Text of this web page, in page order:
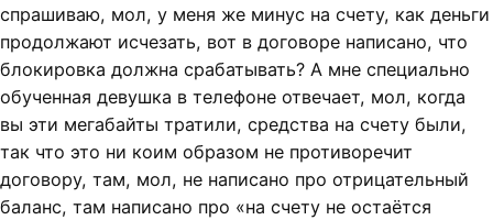
спрашиваю, мол, у меня же минус на счету, как деньги
продолжают исчезать, вот в договоре написано, что
блокировка должна срабатывать? А мне специально
обученная девушка в телефоне отвечает, мол, когда
вы эти мегабайты тратили, средства на счету были,
так что это ни коим образом не противоречит
договору, там, мол, не написано про отрицательный
баланс, там написано про «на счету не остаётся